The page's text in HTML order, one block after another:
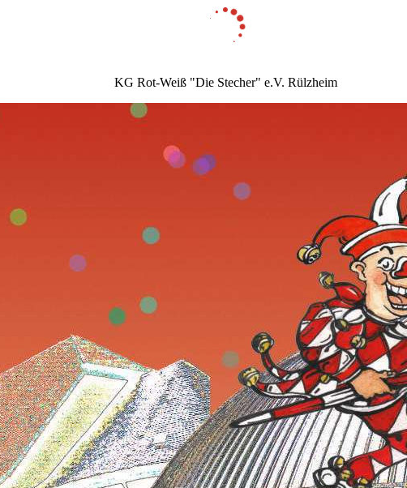
KG Rot-Weiß "Die Stecher" e.V. Rülzheim